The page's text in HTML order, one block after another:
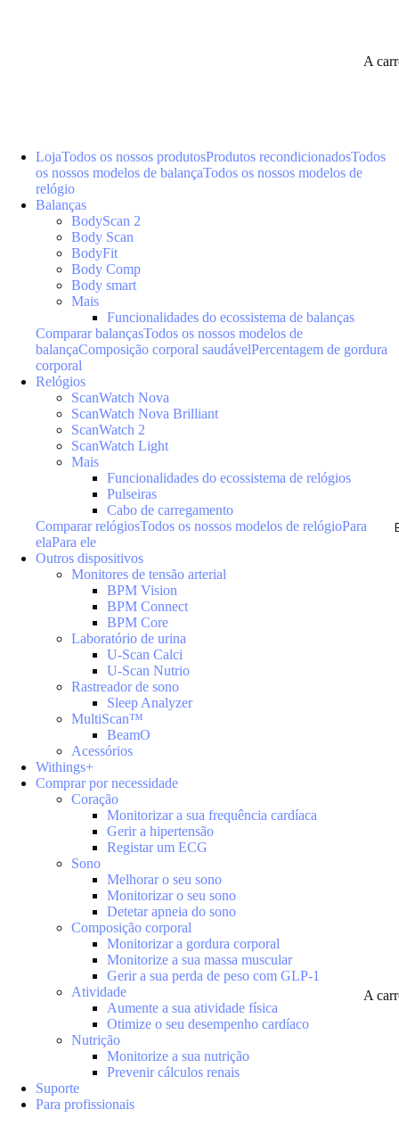
A
A
LojaTodos os nossos produtosProdutos recondicionadosTodos
os nossos modelos de balançaTodos os nossos modelos de
relógio
Balanças
BodyScan 2
Body Scan
BodyFit
Body Comp
Body smart
Mais
Funcionalidades do ecossistema de balanças
Comparar balançasTodos os nossos modelos de
balançaComposição corporal saudávelPercentagem de gordura
corporal
Relógios
ScanWatch Nova
ScanWatch Nova Brilliant
ScanWatch 2
ScanWatch Light
Mais
Funcionalidades do ecossistema de relógios
Pulseiras
Cabo de carregamento
Comparar relógiosTodos os nossos modelos de relógioPara
elaPara ele
Outros dispositivos
Monitores de tensão arterial
BPM Vision
BPM Connect
BPM Core
Laboratório de urina
U-Scan Calci
U-Scan Nutrio
Rastreador de sono
Sleep Analyzer
MultiScan™
BeamO
Acessórios
Withings+
Comprar por necessidade
Coração
Monitorizar a sua frequência cardíaca
Gerir a hipertensão
Registar um ECG
Sono
Melhorar o seu sono
Monitorizar o seu sono
Detetar apneia do sono
Composição corporal
Monitorizar a gordura corporal
Monitorize a sua massa muscular
Gerir a sua perda de peso com GLP-1
Atividade
Aumente a sua atividade física
Otimize o seu desempenho cardíaco
Nutrição
Monitorize a sua nutrição
Prevenir cálculos renais
Suporte
Para profissionais